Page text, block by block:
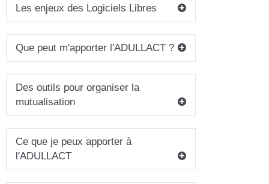
Les enjeux des Logiciels Libres
Que peut m'apporter l'ADULLACT ?
Des outils pour organiser la
mutualisation
Ce que je peux apporter à
l'ADULLACT